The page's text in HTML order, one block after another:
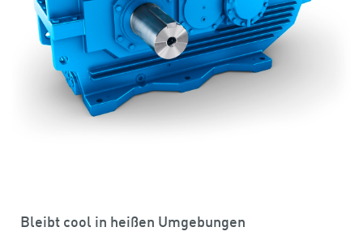
Bleibt cool in heißen Umgebungen